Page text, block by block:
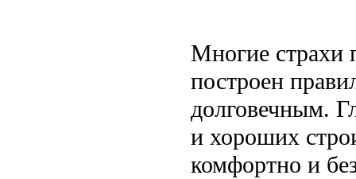
Многие страхи
построен
долговечным.
и хороших
комфортно и